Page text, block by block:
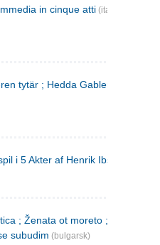
in cinque atti (italiensk)
tytär ; Hedda Gabler ;
i 5 Akter af Henrik Ibsen
; Ženata ot moreto ; Malkijat
subudim (bulgarsk)